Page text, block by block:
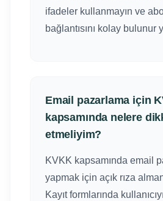
ifadeler kullanmayın ve
bağlantısını kolay bulunur
Email pazarlama için
kapsamında nelere
etmeliyim?
KVKK kapsamında email
yapmak için açık rıza
Kayıt formlarında